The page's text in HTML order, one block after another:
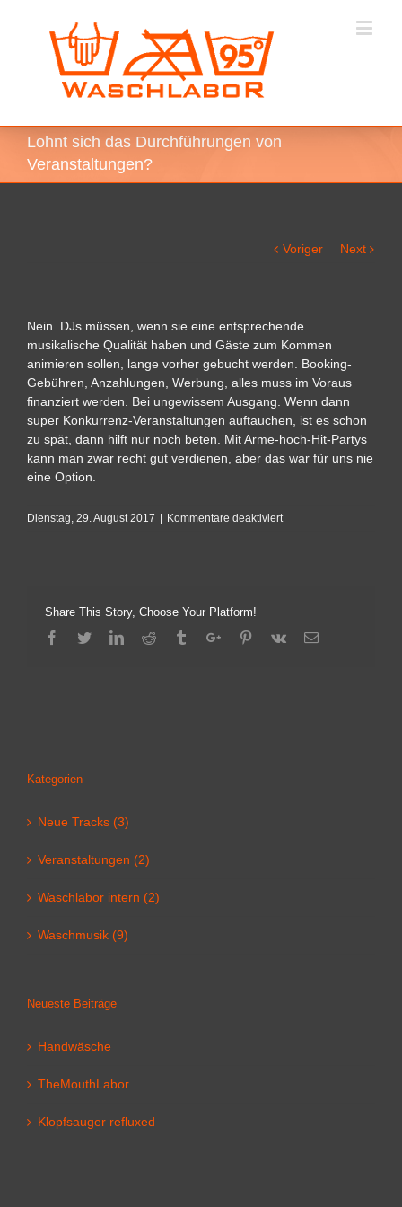
Lohnt sich das Durchführungen von
Veranstaltungen?
Voriger Next
Nein. DJs müssen, wenn sie eine entsprechende
musikalische Qualität haben und Gäste zum Kommen
animieren sollen, lange vorher gebucht werden. Booking-
Gebühren, Anzahlungen, Werbung, alles muss im Voraus
finanziert werden. Bei ungewissem Ausgang. Wenn dann
super Konkurrenz-Veranstaltungen auftauchen, ist es schon
zu spät, dann hilft nur noch beten. Mit Arme-hoch-Hit-Partys
kann man zwar recht gut verdienen, aber das war für uns nie
eine Option.
Dienstag, 29. August 2017 Kommentare deaktiviertfür
Share This Story, Choose Your Platform!
Facebook
TwitterLinkedinReddit TumblrGoogle+Pinterest
Vk Email
Kategorien
Neue Tracks (3)
Veranstaltungen (2)
Waschlabor intern (2)
Waschmusik (9)
Neueste Beiträge
Handwäsche
TheMouthLabor
Klopfsauger refluxed